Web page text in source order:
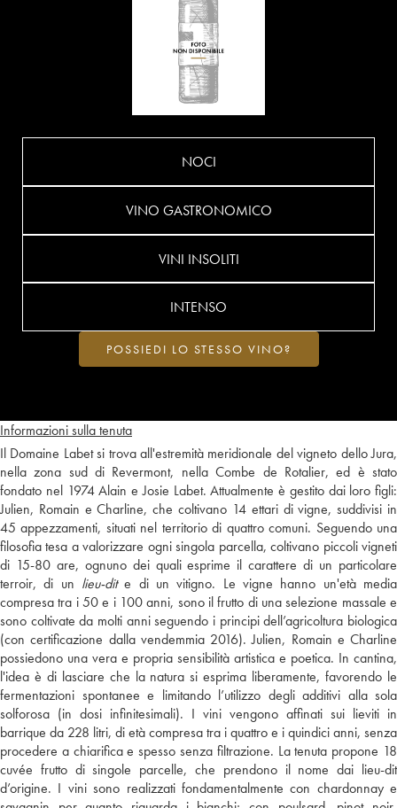
Informazioni sulla tenuta
Il Domaine Labet si trova all'estremità meridionale del vigneto dello Jura,
nella zona sud di Revermont, nella Combe de Rotalier, ed è stato
fondato nel 1974 Alain e Josie Labet. Attualmente è gestito dai loro figli:
Julien, Romain e Charline, che coltivano 14 ettari di vigne, suddivisi in
45 appezzamenti, situati nel territorio di quattro comuni. Seguendo una
filosofia tesa a valorizzare ogni singola parcella, coltivano piccoli vigneti
di 15-80 are, ognuno dei quali esprime il carattere di un particolare
terroir, di un lieu-dite di un vitigno. Le vigne hanno un'età media
compresa tra i 50 e i 100 anni, sono il frutto di una selezione massale e
sono coltivate da molti anni seguendo i principi dell’agricoltura biologica
(con certificazione dalla vendemmia 2016). Julien, Romain e Charline
possiedono una vera e propria sensibilità artistica e poetica. In cantina,
l'idea è di lasciare che la natura si esprima liberamente, favorendo le
fermentazioni spontanee e limitando l’utilizzo degli additivi alla sola
solforosa (in dosi infinitesimali). I vini vengono affinati sui lieviti in
barrique da 228 litri, di età compresa tra i quattro e i quindici anni, senza
procedere a chiarifica e spesso senza filtrazione. La tenuta propone 18
cuvée frutto di singole parcelle, che prendono il nome dai lieu-dit
d’origine. I vini sono realizzati fondamentalmente con chardonnay e
NOCI
VINO GASTRONOMICO
VINI INSOLITI
INTENSO
POSSIEDI LO STESSO VINO?